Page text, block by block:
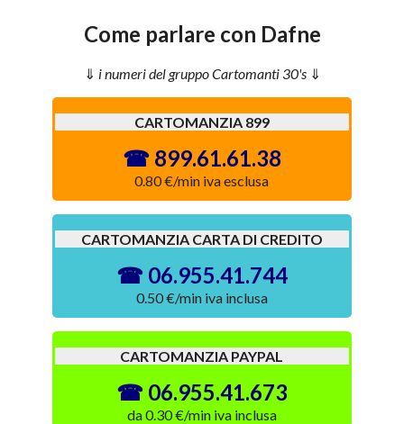
Come parlare con Dafne
i numeri del gruppo Cartomanti 30's
CARTOMANZIA 899
899.61.61.38
0.80 €/min iva esclusa
CARTOMANZIA CARTA DI CREDITO
06.955.41.744
0.50 €/min iva inclusa
CARTOMANZIA PAYPAL
06.955.41.673
da 0.30 €/min iva inclusa